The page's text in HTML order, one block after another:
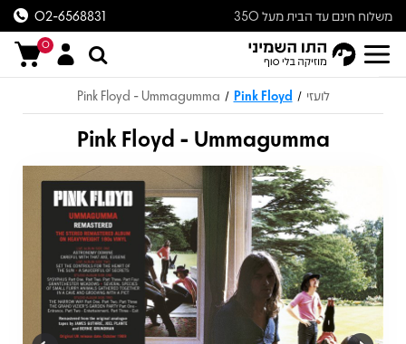
משלוח חינם עד הבית מעל 350
ש״ח
02-6568831
0
לועזי /
Pink Floyd
/
Pink Floyd - Ummagumma
Pink Floyd - Ummagumma